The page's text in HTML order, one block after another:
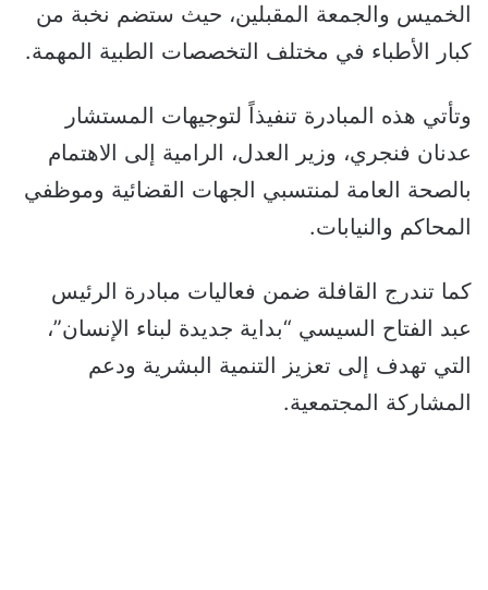
الخميس والجمعة المقبلين، حيث ستضم نخبة من
كبار الأطباء في مختلف التخصصات الطبية المهمة.
وتأتي هذه المبادرة تنفيذاً لتوجيهات المستشار
عدنان فنجري، وزير العدل، الرامية إلى الاهتمام
بالصحة العامة لمنتسبي الجهات القضائية وموظفي
المحاكم والنيابات.
كما تندرج القافلة ضمن فعاليات مبادرة الرئيس
عبد الفتاح السيسي “بداية جديدة لبناء الإنسان”،
التي تهدف إلى تعزيز التنمية البشرية ودعم
المشاركة المجتمعية.